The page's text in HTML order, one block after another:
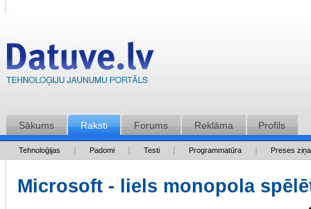
Sākums Raksti Forums Reklāma Profils
Tehnoloģijas Padomi Testi Programmatūra Preses
Microsoft - liels monopola